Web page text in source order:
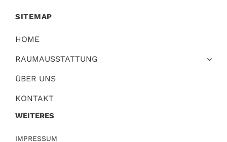
SITEMAP
HOME
RAUMAUSSTATTUNG
ÜBER UNS
KONTAKT
WEITERES
IMPRESSUM